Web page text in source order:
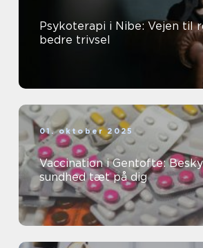
Psykoterapi i Nibe: Vejen til
bedre trivsel
01. oktober 2025
Vaccination i Gentofte:
sundhed tæt på dig